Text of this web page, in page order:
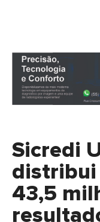
Sicredi
distribui
43,5